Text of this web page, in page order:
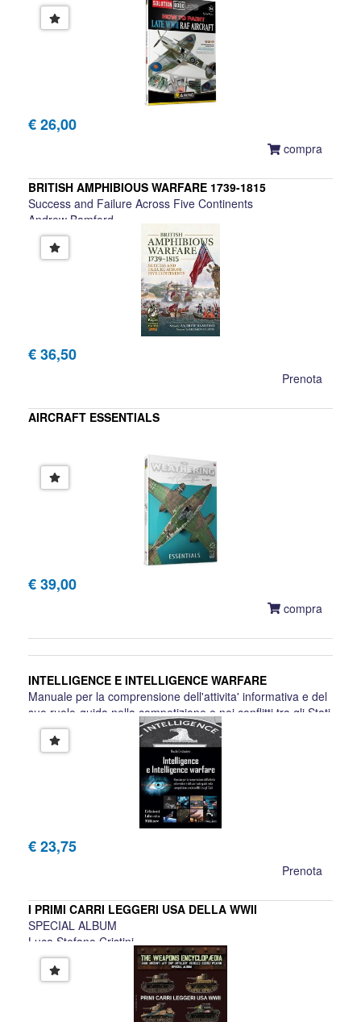
€ 26,00
compra
BRITISH AMPHIBIOUS WARFARE 1739-1815
Success and Failure Across Five Continents
Andrew Bamford
€ 36,50
Prenota
AIRCRAFT ESSENTIALS
€ 39,00
compra
INTELLIGENCE E INTELLIGENCE WARFARE
Manuale per la comprensione dell'attivita' informativa e del
suo ruolo-guida nella competizione e nei conflitti tra gli Stati
Nicola Cristadoro
€ 23,75
Prenota
I PRIMI CARRI LEGGERI USA DELLA WWII
SPECIAL ALBUM
Luca Stefano Cristini